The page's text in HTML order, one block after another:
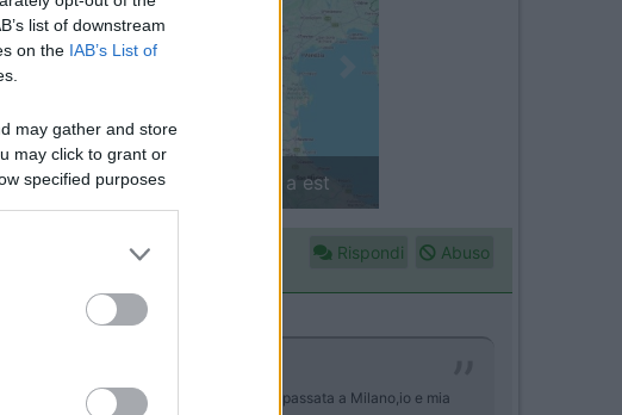
list of downstream
on the IAB’s List of
may gather and store
may click to grant or
specified purposes
in camper: il piccolo sentiero
Rispondi Abuso
per lavoro a Milano. Dopo una vacanza passata a Milano,io e mia